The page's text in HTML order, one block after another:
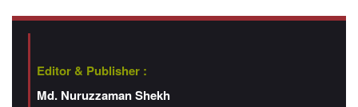
Editor & Publisher :
Md. Nuruzzaman Shekh